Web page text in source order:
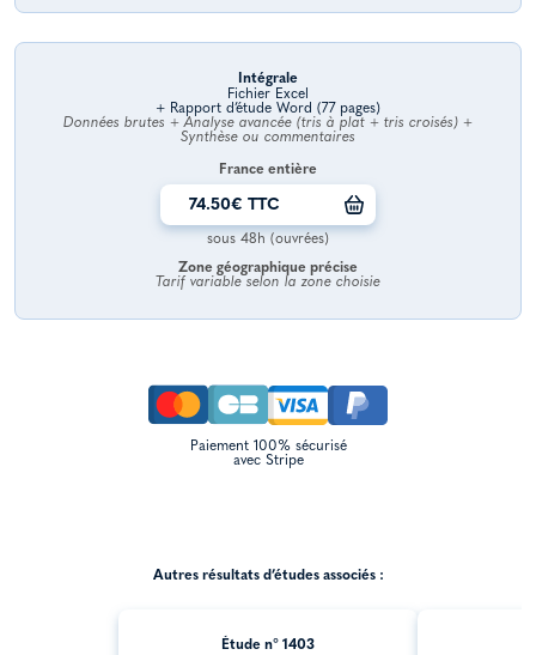
Intégrale
Fichier Excel
+ Rapport d’étude Word (77 pages)
Données brutes + Analyse avancée (tris à plat + tris croisés) +
Synthèse ou commentaires
France entière
74.50€ TTC
sous 48h (ouvrées)
Zone géographique précise
Tarif variable selon la zone choisie
Paiement 100% sécurisé
avec Stripe
Autres résultats d’études associés :
Étude n° 1403